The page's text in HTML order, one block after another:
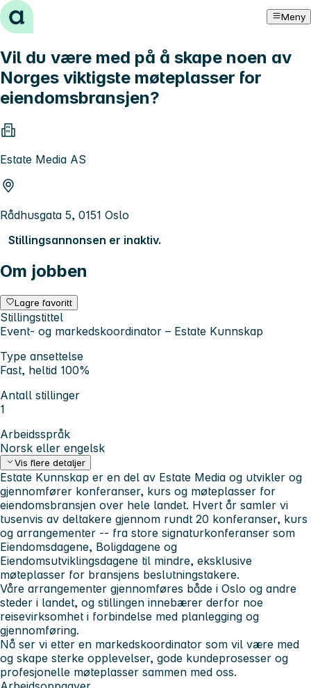
Hopp til innhold Meny
Vil du være med på å skape noen av
Norges viktigste møteplasser for
eiendomsbransjen?
Estate Media AS
Rådhusgata 5, 0151 Oslo
Stillingsannonsen er inaktiv.
Om jobben
Lagre favoritt
Stillingstittel
Event- og markedskoordinator – Estate Kunnskap
Type ansettelse
Fast, heltid 100%
Antall stillinger
1
Arbeidsspråk
Norsk eller engelsk
Vis flere detaljer
Estate Kunnskap er en del av Estate Media og utvikler og
gjennomfører konferanser, kurs og møteplasser for
eiendomsbransjen over hele landet. Hvert år samler vi
tusenvis av deltakere gjennom rundt 20 konferanser, kurs
og arrangementer -- fra store signaturkonferanser som
Eiendomsdagene, Boligdagene og
Eiendomsutviklingsdagene til mindre, eksklusive
møteplasser for bransjens beslutningstakere.
Våre arrangementer gjennomføres både i Oslo og andre
steder i landet, og stillingen innebærer derfor noe
reisevirksomhet i forbindelse med planlegging og
gjennomføring.
Nå ser vi etter en markedskoordinator som vil være med
og skape sterke opplevelser, gode kundeprosesser og
profesjonelle møteplasser sammen med oss.